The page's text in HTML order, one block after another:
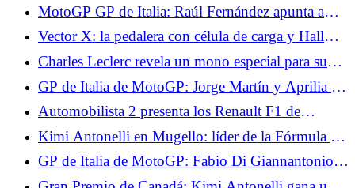
de la mediocridad de su Yamaha
MotoGP GP de Italia: Raúl Fernández apunta a
dos el domingo
Vector X: la pedalera con célula de carga y Hall
que eleva a PXN en la gama
Charles Leclerc revela un mono especial para su
Gran Premio en casa en Mónaco.
GP de Italia de MotoGP: Jorge Martín y Aprilia se
marcan un objetivo alto para lo que resta del
campeonato
Automobilista 2 presenta los Renault F1 de
Fernando Alonso.
Kimi Antonelli en Mugello: líder de la Fórmula 1
agita la bandera a cuadros del MotoGP
GP de Italia de MotoGP: Fabio Di Giannantonio
contento con su podio en la carrera al sprint